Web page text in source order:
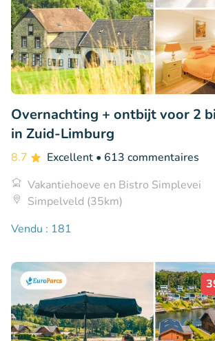
Overnachting + ontbijt voor 2
in Zuid-Limburg
8.7 Excellent • 613 commentaires
Vakantiehoeve en Bistro Simplevei
Simpelveld (35km)
Vendu : 181